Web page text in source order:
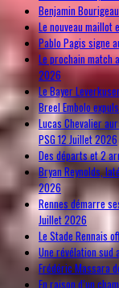
Benjamin
Le nouveau
Pablo Pagis signe
Le prochain match
2026
Le Bayer
Breel Embolo
Lucas Chevalier
PSG12 Juillet 2026
Des départs et 2
Bryan Reynolds,
2026
Rennes démarre
Juillet 2026
Le Stade Rennais
Une révélation
Frédéric Massara
En raison d’un